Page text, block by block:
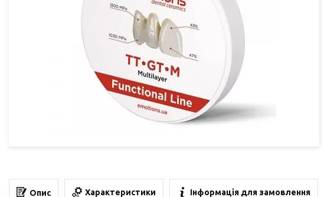
Опис Характеристики Інформація для замовлення